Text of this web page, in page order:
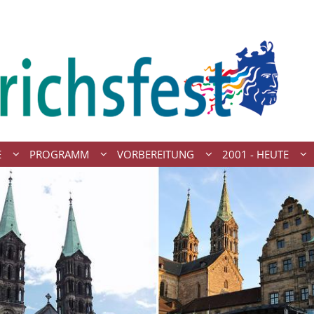
PROGRAMM VORBEREITUNG 2001 - HEUTE